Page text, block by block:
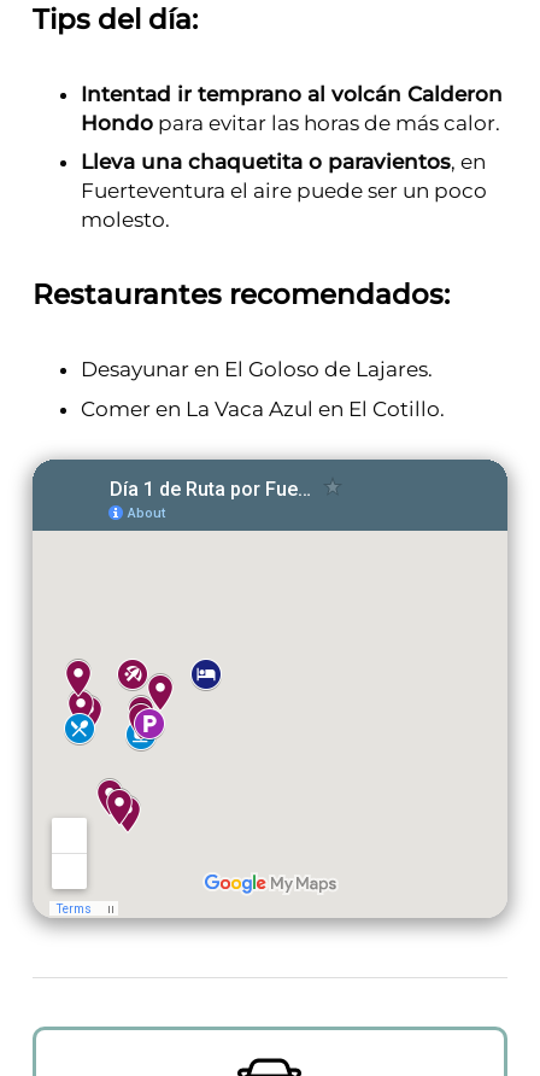
Tips del día:
Intentad ir temprano al volcán Calderon
Hondopara evitar las horas de más calor.
Lleva una chaquetita o paravientos, en
Fuerteventura el aire puede ser un poco
molesto.
Restaurantes recomendados:
Desayunar en El Goloso de Lajares.
Comer en La Vaca Azul en El Cotillo.